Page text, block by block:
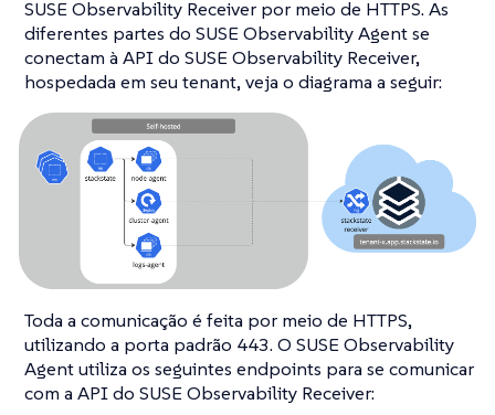
SUSE Observability Receiver por meio de HTTPS. As
diferentes partes do SUSE Observability Agent se
conectam à API do SUSE Observability Receiver,
hospedada em seu tenant, veja o diagrama a seguir:
Toda a comunicação é feita por meio de HTTPS,
utilizando a porta padrão 443. O SUSE Observability
Agent utiliza os seguintes endpoints para se comunicar
com a API do SUSE Observability Receiver: